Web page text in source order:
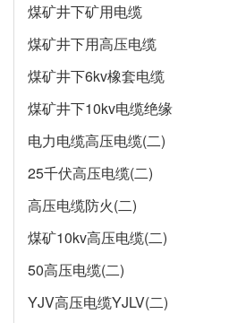
煤矿井下矿用电缆
煤矿井下用高压电缆
煤矿井下6kv橡套电缆
煤矿井下10kv电缆绝缘
电力电缆高压电缆(二)
25千伏高压电缆(二)
高压电缆防火(二)
煤矿10kv高压电缆(二)
50高压电缆(二)
YJV高压电缆YJLV(二)